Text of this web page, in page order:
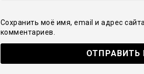
Сохранить моё имя, email и адрес
комментариев.